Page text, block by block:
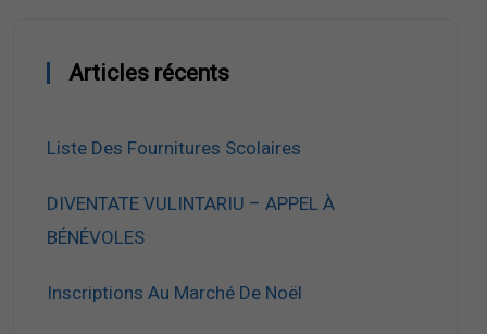
Articles récents
Liste Des Fournitures Scolaires
DIVENTATE VULINTARIU – APPEL À
BÉNÉVOLES
Inscriptions Au Marché De Noël